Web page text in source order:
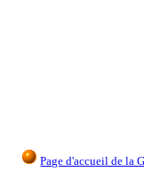
Page d'accueil de la